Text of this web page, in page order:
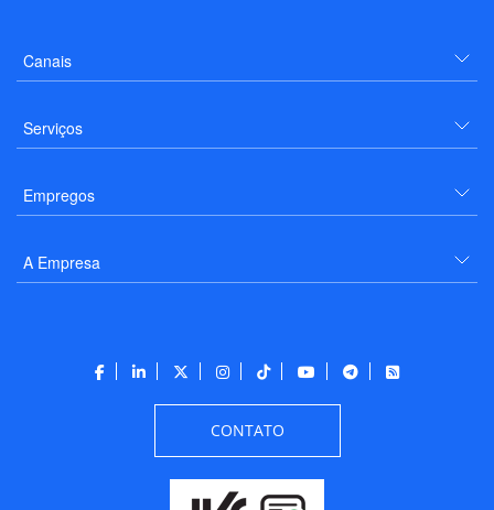
Canais
Serviços
Empregos
A Empresa
CONTATO